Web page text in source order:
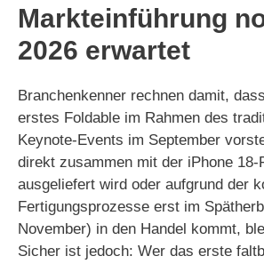
Markteinführung
2026 erwartet
Branchenkenner rechnen damit,
erstes Foldable im Rahmen des
Keynote-Events im September
direkt zusammen mit der iPhone 18-
ausgeliefert wird oder aufgrund der
Fertigungsprozesse erst im
November) in den Handel kommt,
Sicher ist jedoch: Wer das erste